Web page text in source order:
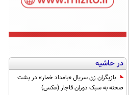
در حاشیه
بازیگران زن سریال «بامداد خمار» در پشت
صحنه به سبک دوران قاجار (عکس)